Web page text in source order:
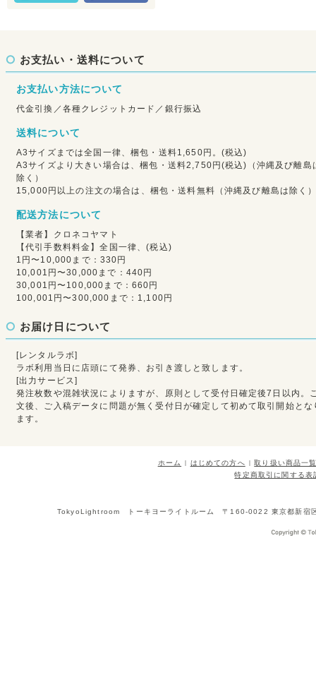
お支払い・送料について
お支払い方法について
代金引換／各種クレジットカード／銀行振込
送料について
A3サイズまでは全国一律、梱包・送料1,650円。(税込)
A3サイズより大きい場合は、梱包・送料2,750円(税込)（沖縄及び離島
除く）
15,000円以上の注文の場合は、梱包・送料無料（沖縄及び離島は除く
配送方法について
【業者】クロネコヤマト
【代引手数料料金】全国一律、(税込)
1円〜10,000まで：330円
10,001円〜30,000まで：440円
30,001円〜100,000まで：660円
100,001円〜300,000まで：1,100円
お届け日について
[レンタルラボ]
ラボ利用当日に店頭にて発券、お引き渡しと致します。
[出力サービス]
発注枚数や混雑状況によりますが、原則として受付日確定後7日以内。
文後、ご入稿データに問題が無く受付日が確定して初めて取引開始とな
ます。
ホーム はじめての方へ
取り扱い商品一
特定商取引に関する表
TokyoLightroom トーキヨーライトルーム 〒160-0022 東京都